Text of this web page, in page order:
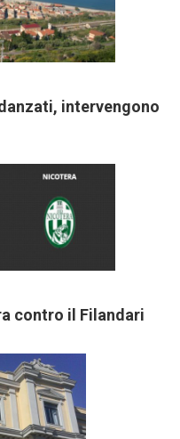
intervengono
contro il Filandari